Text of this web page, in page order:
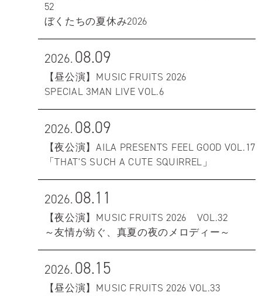
52
ぼくたちの夏休み2026
2026.08.09
【昼公演】MUSIC FRUITS 2026
SPECIAL 3MAN LIVE VOL.6
2026.08.09
【夜公演】AILA PRESENTS FEEL GOOD VOL.17
「THAT'S SUCH A CUTE SQUIRREL」
2026.08.11
【夜公演】MUSIC FRUITS 2026 VOL.32
～友情が紡ぐ、真夏の夜のメロディー～
2026.08.15
【昼公演】MUSIC FRUITS 2026 VOL.33